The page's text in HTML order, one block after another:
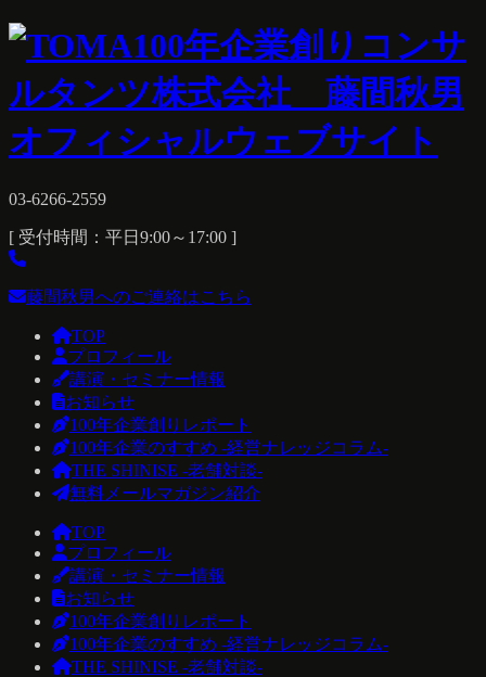
03-6266-2559
[ 受付時間：平日9:00～17:00 ]
藤間秋男へのご連絡はこちら
TOP
プロフィール
講演・セミナー情報
お知らせ
100年企業創りレポート
100年企業のすすめ -経営ナレッジコラム-
THE SHINISE -老舗対談-
無料メールマガジン紹介
TOP
プロフィール
講演・セミナー情報
お知らせ
100年企業創りレポート
100年企業のすすめ -経営ナレッジコラム-
THE SHINISE -老舗対談-